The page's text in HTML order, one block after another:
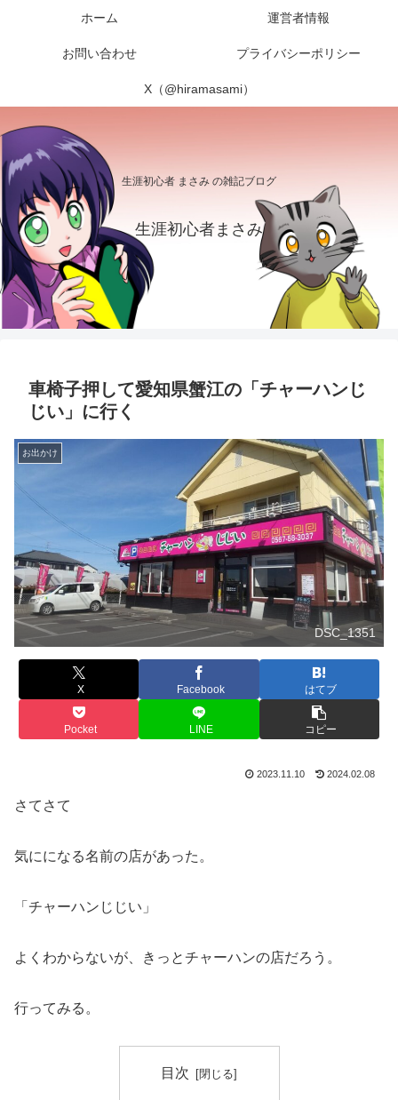
生涯初心者 まさみ の雑記ブログ
生涯初心者まさみ
ホーム 運営者情報
お問い合わせ プライバシーポリシー
X（@hiramasami）
車椅子押して愛知県蟹江の「チャーハンじ
じい」に行く
お出かけ
DSC_1351
X Facebook はてブ
Pocket LINE コピー
2023.11.10 2024.02.08
さてさて
気にになる名前の店があった。
「チャーハンじじい」
よくわからないが、きっとチャーハンの店だろう。
行ってみる。
目次